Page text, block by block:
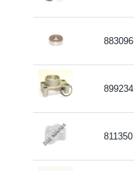
883096
899234
811350